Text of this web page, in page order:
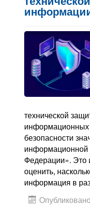
технической
информационных
безопасности
информационной
Федерации». Это
оценить,
информация в